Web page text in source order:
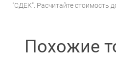
"СДЕК". Расчитайте стоимость
Похожие